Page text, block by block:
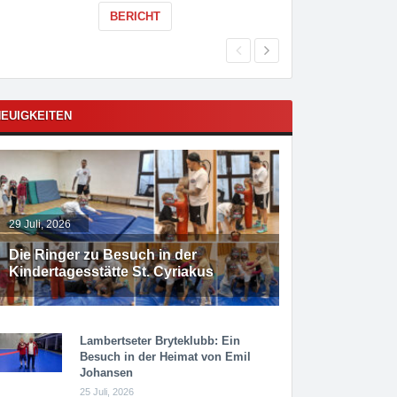
BERICHT
Die Ringer zu Besuch in der
Kindertagesstätte St. Cyriakus
29 Juli, 2026
Lambertseter Bryteklubb: Ein
Besuch in der Heimat von Emil
Johansen
25 Juli, 2026